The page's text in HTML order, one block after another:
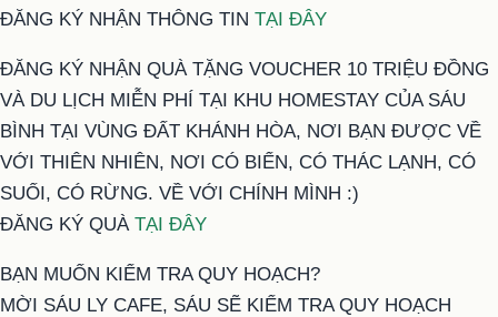
ĐĂNG KÝ NHẬN THÔNG TIN TẠI ĐÂY
ĐĂNG KÝ NHẬN QUÀ TẶNG VOUCHER 10 TRIỆU ĐỒNG
VÀ DU LỊCH MIỄN PHÍ TẠI KHU HOMESTAY CỦA SÁU
BÌNH TẠI VÙNG ĐẤT KHÁNH HÒA, NƠI BẠN ĐƯỢC VỀ
VỚI THIÊN NHIÊN, NƠI CÓ BIỂN, CÓ THÁC LẠNH, CÓ
SUỐI, CÓ RỪNG. VỀ VỚI CHÍNH MÌNH :)
ĐĂNG KÝ QUÀ TẠI ĐÂY
BẠN MUỐN KIỂM TRA QUY HOẠCH?
MỜI SÁU LY CAFE, SÁU SẼ KIỂM TRA QUY HOẠCH